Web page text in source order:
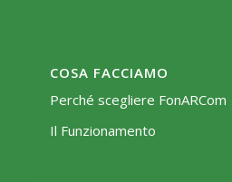
COSA FACCIAMO
Perché scegliere FonARCom
Il Funzionamento